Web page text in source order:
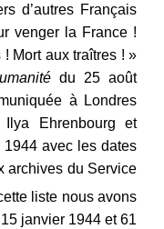
d’autres Français
venger la France !
Mort aux traîtres ! »
du 25 août
à Londres
Ehrenbourg et
avec les dates
archives du Service
liste nous avons
janvier 1944 et 61